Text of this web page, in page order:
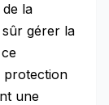
la
sûr gérer la
protection
une